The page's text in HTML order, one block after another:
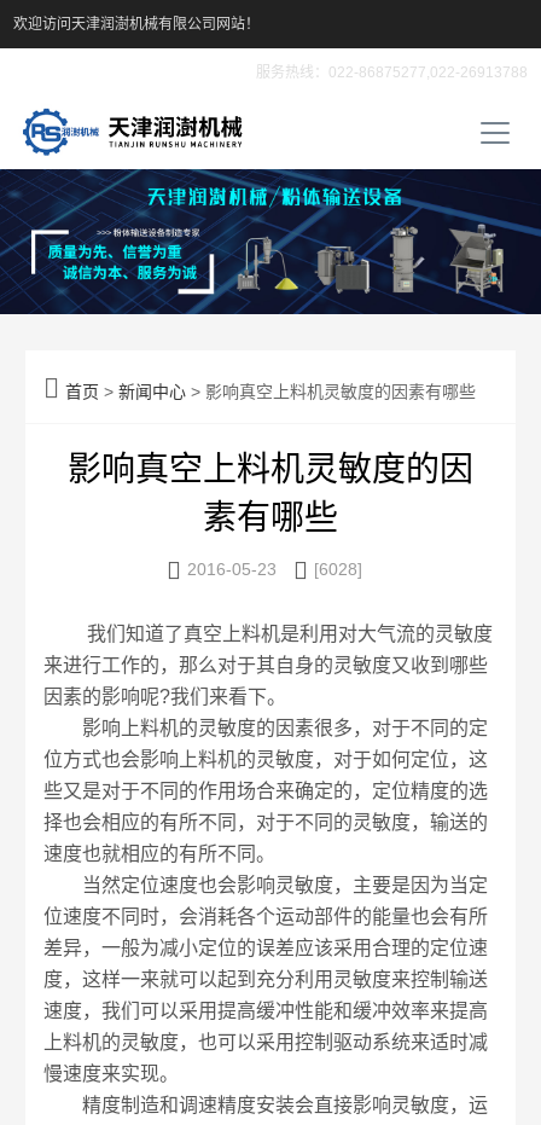
欢迎访问天津润澍机械有限公司网站！
服务热线：022-86875277,022-26913788
 首页 >新闻中心 > 影响真空上料机灵敏度的因素有哪些
影响真空上料机灵敏度的因
素有哪些
 2016-05-23  [6028]
我们知道了真空上料机是利用对大气流的灵敏度
来进行工作的，那么对于其自身的灵敏度又收到哪些
因素的影响呢?我们来看下。
影响上料机的灵敏度的因素很多，对于不同的定
位方式也会影响上料机的灵敏度，对于如何定位，这
些又是对于不同的作用场合来确定的，定位精度的选
择也会相应的有所不同，对于不同的灵敏度，输送的
速度也就相应的有所不同。
当然定位速度也会影响灵敏度，主要是因为当定
位速度不同时，会消耗各个运动部件的能量也会有所
差异，一般为减小定位的误差应该采用合理的定位速
度，这样一来就可以起到充分利用灵敏度来控制输送
速度，我们可以采用提高缓冲性能和缓冲效率来提高
上料机的灵敏度，也可以采用控制驱动系统来适时减
慢速度来实现。
精度制造和调速精度安装会直接影响灵敏度，运